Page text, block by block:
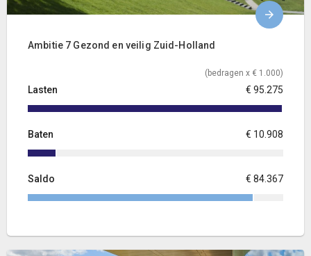
Ambitie 7 Gezond en veilig Zuid-Holland
(bedragen x € 1.000)
Lasten € 95.275
Baten € 10.908
Saldo € 84.367